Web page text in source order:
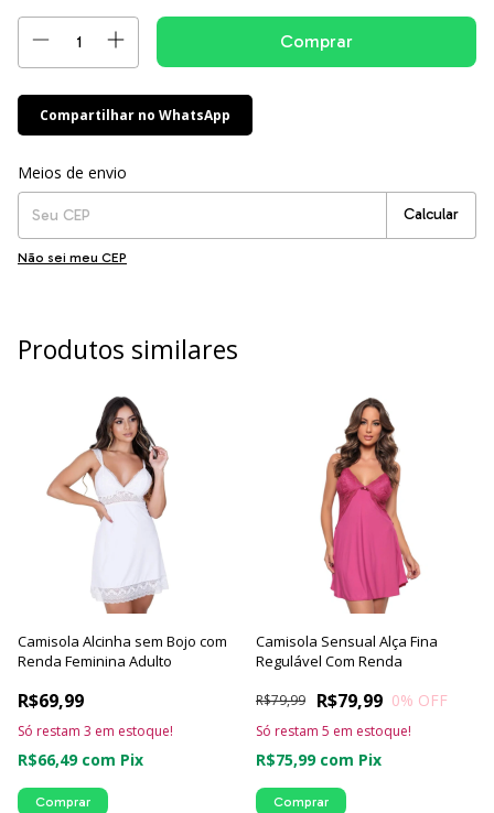
Compartilhar no WhatsApp
Entregas para o CEP:
Meios de envio
Calcular
Não sei meu CEP
Produtos similares
Camisola Alcinha sem Bojo com
Renda Feminina Adulto
R$69,99
R$66,49 com Pix
Só restam 3 em estoque!
Comprar
Camisola Sensual Alça Fina
Regulável Com Renda
R$79,99
R$79,99 0% OFF
R$75,99 com Pix
Só restam 5 em estoque!
Comprar